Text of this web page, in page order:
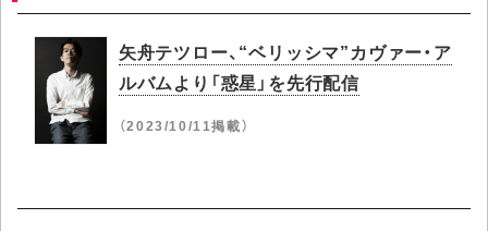
矢舟テツロー、“ベリッシマ”カヴァー・ア
ルバムより「惑星」を先行配信
（2023/10/11掲載）